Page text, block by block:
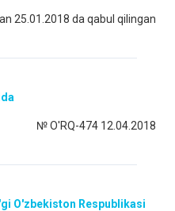
25.01.2018 da qabul qilingan
№ O'RQ-474 12.04.2018
O'zbekiston Respublikasi